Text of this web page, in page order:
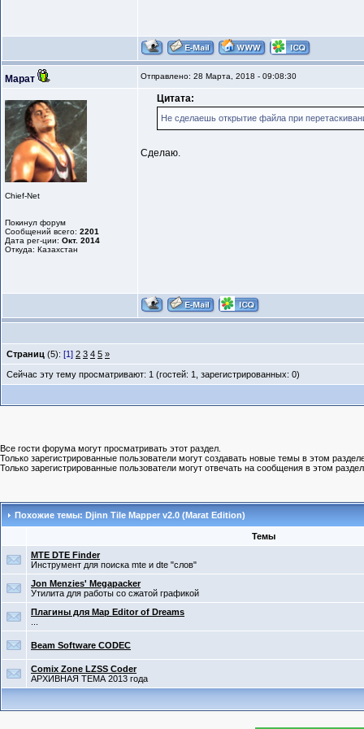
Марат Отправлено: 28 Марта, 2018 - 09:08:30
Chief-Net
Покинул форум
Сообщений всего: 2201
Дата рег-ции: Окт. 2014
Откуда: Казахстан
Цитата:
Не сделаешь открытие файла при
Сделаю.
Страниц (5): [1] 2 3 4 5 »
Сейчас эту тему просматривают: 1 (гостей: 1, зарегистрированных: 0)
Все гости форума могут просматривать этот раздел.
Только зарегистрированные пользователи могут создавать новые темы в этом
Только зарегистрированные пользователи могут отвечать на сообщения в этом
Похожие темы: Djinn Tile Mapper v2.0 (Marat Edition)
Темы
MTE DTE Finder
Инструмент для поиска mte и dte "слов"
Jon Menzies' Megapacker
Утилита для работы со сжатой графикой
Плагины для Map Editor of Dreams
Beam Software CODEC
Comix Zone LZSS Coder
АРХИВНАЯ ТЕМА 2013 года